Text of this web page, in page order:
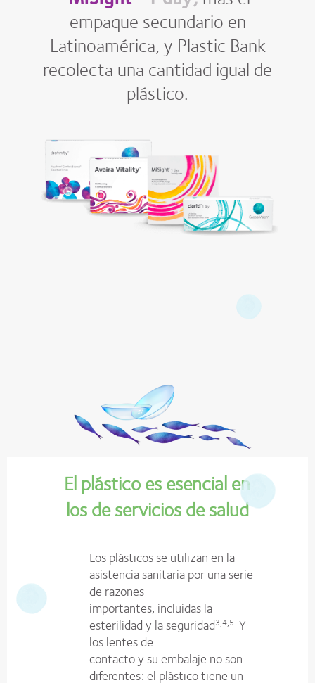
empaque secundario en
Latinoamérica, y Plastic Bank
recolecta una cantidad igual de
plástico.
El plástico es esencial en
los de servicios de salud
Los plásticos se utilizan en la
asistencia sanitaria por una serie
de razones
importantes, incluidas la
esterilidad y la seguridad3,4,5. Y
los lentes de
contacto y su embalaje no son
diferentes: el plástico tiene un